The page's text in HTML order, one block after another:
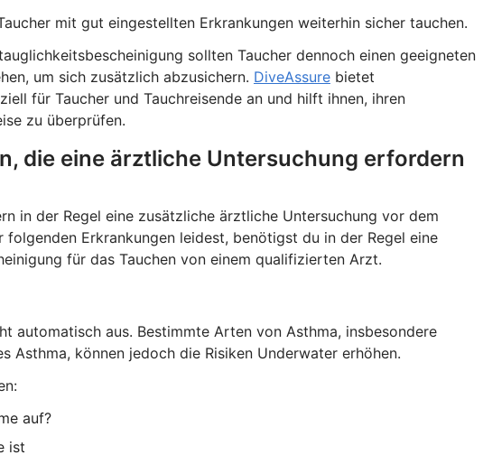
mit gut eingestellten Erkrankungen weiterhin sicher tauchen.
sollten Taucher dennoch einen geeigneten
um sich zusätzlich abzusichern. DiveAssurebietet
für Taucher und Tauchreisende an und hilft ihnen, ihren
zu überprüfen.
die eine ärztliche Untersuchung erfordern
in der Regel eine zusätzliche ärztliche Untersuchung vor dem
folgenden Erkrankungen leidest, benötigst du in der Regel eine
für das Tauchen von einem qualifizierten Arzt.
automatisch aus. Bestimmte Arten von Asthma, insbesondere
Asthma, können jedoch die Risiken Underwater erhöhen.
auf?
ist